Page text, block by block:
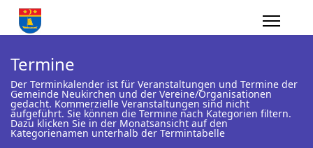
Termine
Der Terminkalender ist für Veranstaltungen und Termine der
Gemeinde Neukirchen und der Vereine/Organisationen
gedacht. Kommerzielle Veranstaltungen sind nicht
aufgeführt. Sie können die Termine nach Kategorien filtern.
Dazu klicken Sie in der Monatsansicht auf den
Kategorienamen unterhalb der Termintabelle